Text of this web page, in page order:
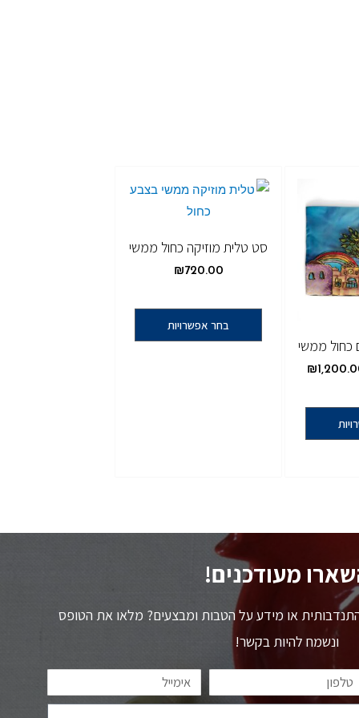
כחול ממשי
₪
סט טלית מוזיקה כחול ממשי
₪720.00
בחר אפשרויות
מעודכנים!
התנדבותית או מידע על הטבות ומבצעים? מלאו את הטופס
ונשמח להיות בקשר!